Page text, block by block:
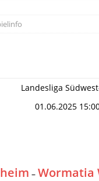
Landesliga
01.06.2025
– Wormatia